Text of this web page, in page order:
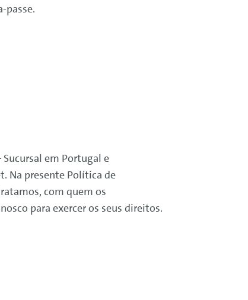
passe.
em Portugal e
Na presente Política de
com quem os
para exercer os seus direitos.